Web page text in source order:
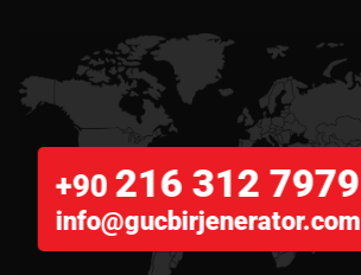
+90 216 312 7979
info@gucbirjenerator.com